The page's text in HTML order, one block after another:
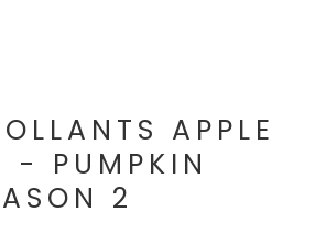
APPLE
- PUMPKIN
2